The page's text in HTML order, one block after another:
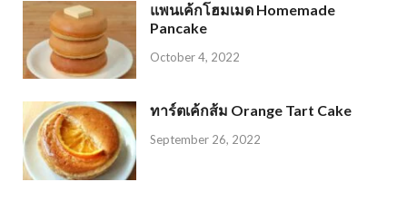
แพนเค้กโฮมเมด Homemade
Pancake
October 4, 2022
ทาร์ตเค้กส้ม Orange Tart Cake
September 26, 2022